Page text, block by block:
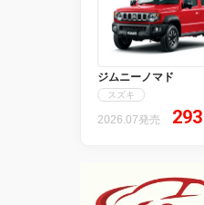
ジムニーノマド
スズキ
2026.07発売 293